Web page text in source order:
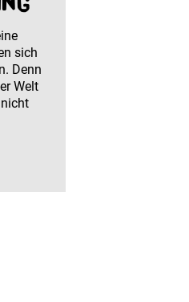
sich
Denn
Welt